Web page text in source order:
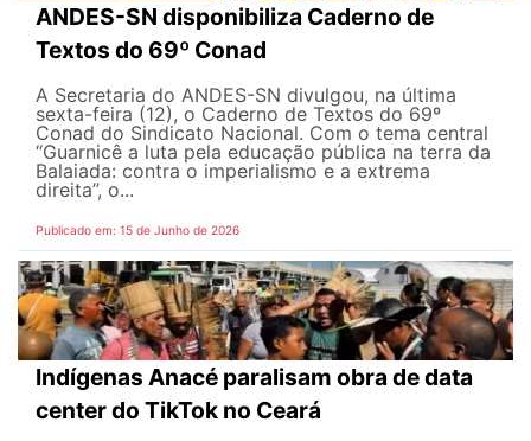
ANDES-SN disponibiliza Caderno de
Textos do 69º Conad
A Secretaria do ANDES-SN divulgou, na última
sexta-feira (12), o Caderno de Textos do 69º
Conad do Sindicato Nacional. Com o tema central
“Guarnicê a luta pela educação pública na terra da
Balaiada: contra o imperialismo e a extrema
direita”, o...
Publicado em: 15 de Junho de 2026
Indígenas Anacé paralisam obra de data
center do TikTok no Ceará